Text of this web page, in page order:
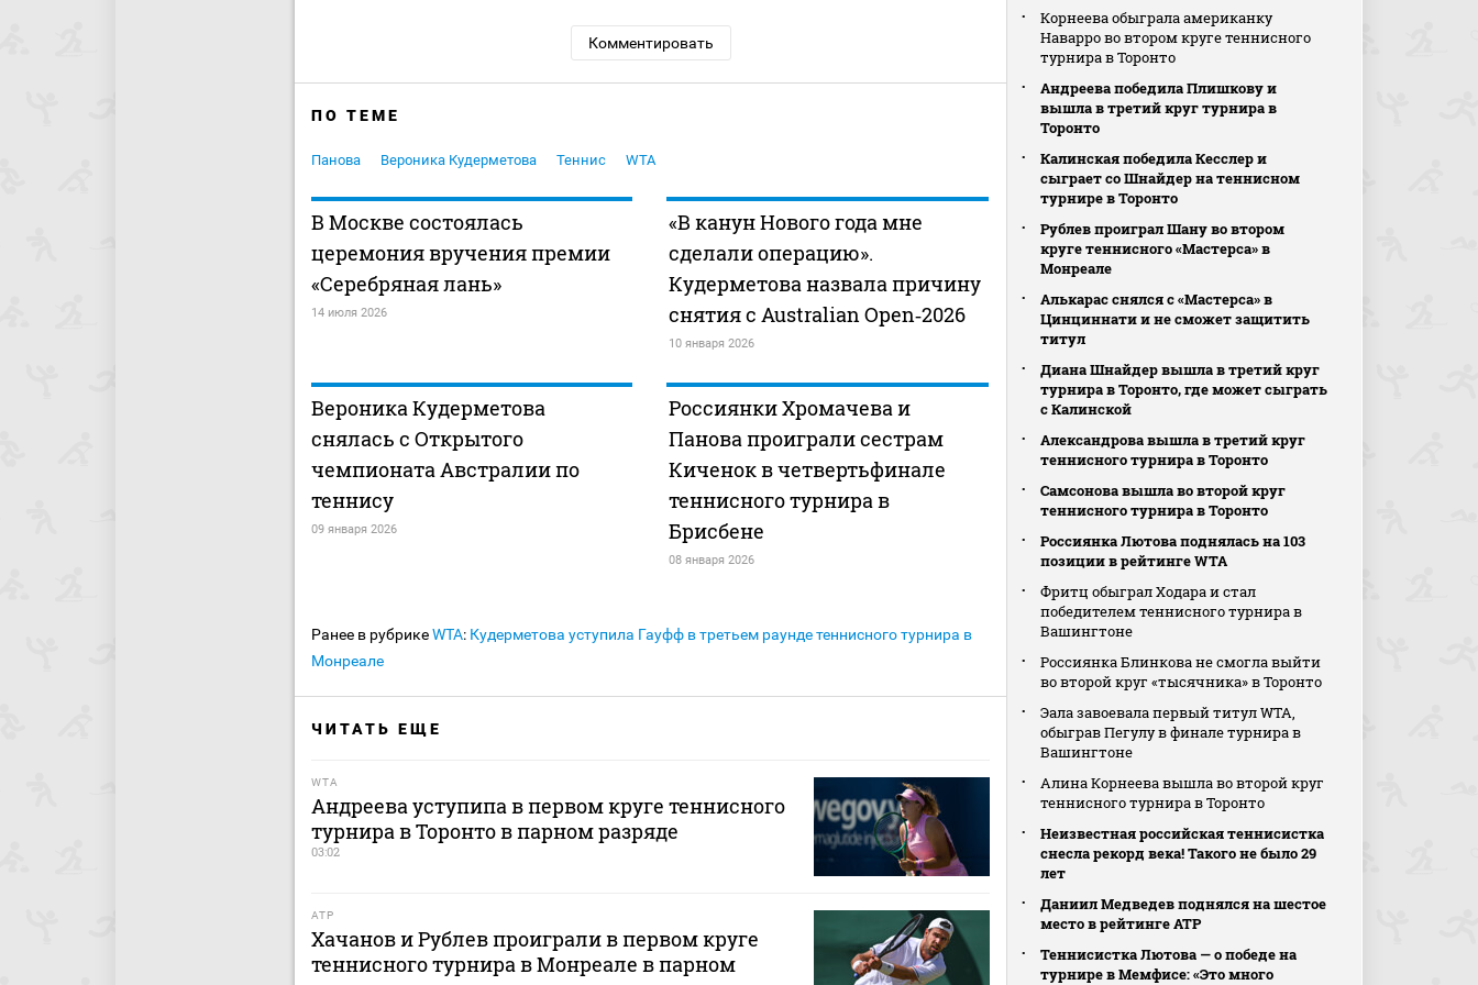
Комментировать
ПО ТЕМЕ
Панова Вероника Кудерметова Теннис WTA
В Москве состоялась
церемония вручения премии
«Серебряная лань»
14 июля 2026
«В канун Нового года мне
сделали операцию».
Кудерметова назвала причину
снятия с Australian Open‑2026
10 января 2026
Вероника Кудерметова
снялась с Открытого
чемпионата Австралии по
теннису
09 января 2026
Россиянки Хромачева и
Панова проиграли сестрам
Киченок в четвертьфинале
теннисного турнира в
Брисбене
08 января 2026
Ранее в рубрикеWTA: Кудерметова уступила Гауфф в третьем раунде теннисного турнира в
Монреале
ЧИТАТЬ ЕЩЕ
WTA
Андреева уступипа в первом круге теннисного
турнира в Торонто в парном разряде
03:02
ATP
Хачанов и Рублев проиграли в первом круге
теннисного турнира в Монреале в парном
Корнеева обыграла американку
Наварро во втором круге теннисного
турнира в Торонто
Андреева победила Плишкову и
вышла в третий круг турнира в
Торонто
Калинская победила Кесслер и
сыграет со Шнайдер на теннисном
турнире в Торонто
Рублев проиграл Шану во втором
круге теннисного «Мастерса» в
Монреале
Алькарас снялся с «Мастерса» в
Цинциннати и не сможет защитить
титул
Диана Шнайдер вышла в третий круг
турнира в Торонто, где может сыграть
с Калинской
Александрова вышла в третий круг
теннисного турнира в Торонто
Самсонова вышла во второй круг
теннисного турнира в Торонто
Россиянка Лютова поднялась на 103
позиции в рейтинге WTA
Фритц обыграл Ходара и стал
победителем теннисного турнира в
Вашингтоне
Россиянка Блинкова не смогла выйти
во второй круг «тысячника» в Торонто
Эала завоевала первый титул WTA,
обыграв Пегулу в финале турнира в
Вашингтоне
Алина Корнеева вышла во второй круг
теннисного турнира в Торонто
Неизвестная российская теннисистка
снесла рекорд века! Такого не было 29
лет
Даниил Медведев поднялся на шестое
место в рейтинге АТР
Теннисистка Лютова — о победе на
турнире в Мемфисе: «Это много